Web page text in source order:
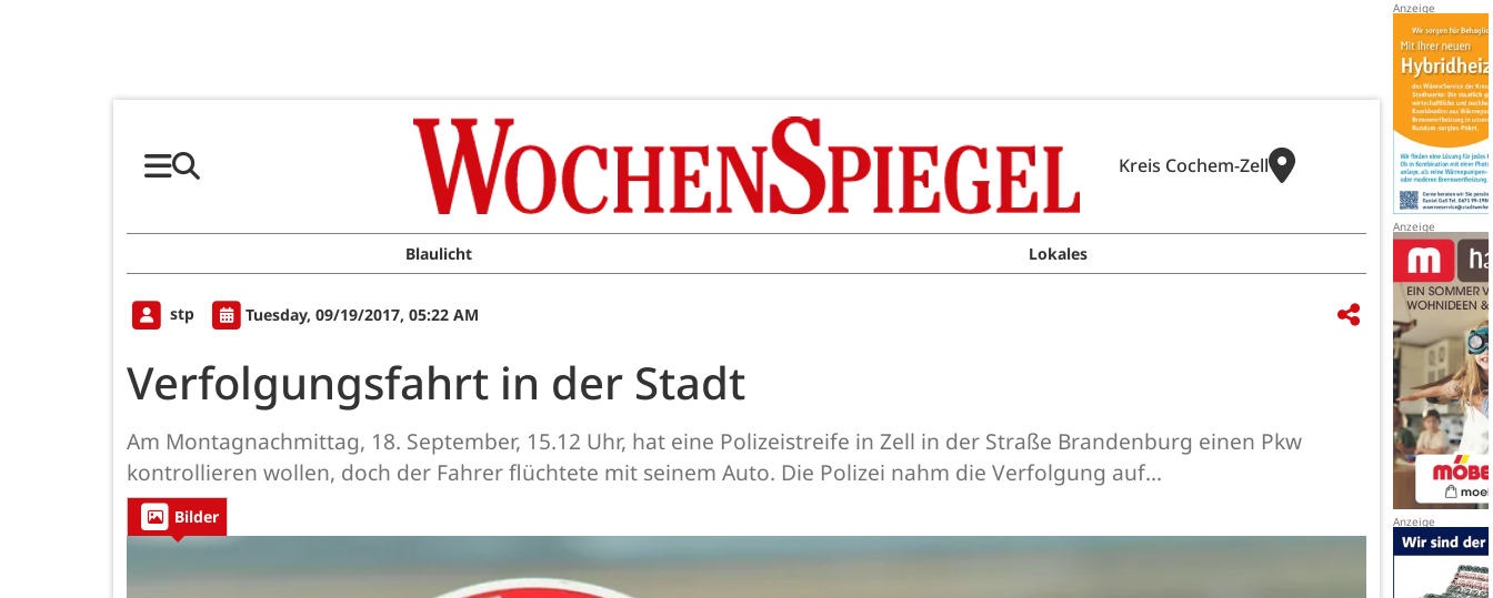
Kreis Cochem-Zell
Blaulicht Lokales
stp Tuesday, 09/19/2017, 05:22 AM
Verfolgungsfahrt in der Stadt
Am Montagnachmittag, 18. September, 15.12 Uhr, hat eine Polizeistreife in Zell in der Straße Brandenburg einen Pkw
kontrollieren wollen, doch der Fahrer flüchtete mit seinem Auto. Die Polizei nahm die Verfolgung auf...
Bilder